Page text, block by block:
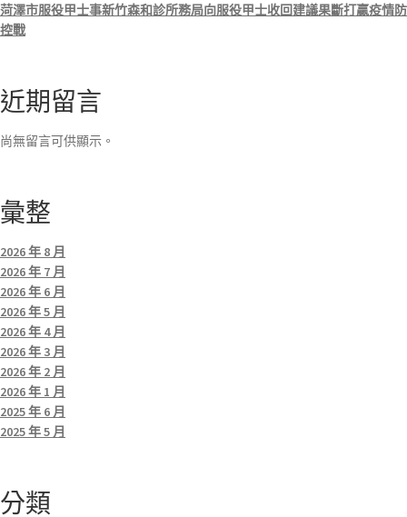
菏澤市服役甲士事新竹森和診所務局向服役甲士收回建議果斷打贏疫情防
控戰
近期留言
尚無留言可供顯示。
彙整
2026 年 8 月
2026 年 7 月
2026 年 6 月
2026 年 5 月
2026 年 4 月
2026 年 3 月
2026 年 2 月
2026 年 1 月
2025 年 6 月
2025 年 5 月
分類